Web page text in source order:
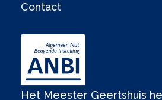
Contact
Het Meester Geertshuis